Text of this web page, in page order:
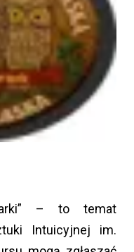
– to temat
Intuicyjnej im.